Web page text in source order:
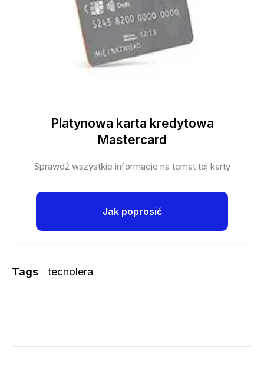
Platynowa karta kredytowa
Mastercard
Sprawdź wszystkie informacje na temat tej karty
Jak poprosić
Tags tecnolera